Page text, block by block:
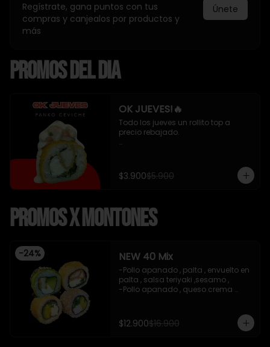
Regístrate, gana puntos con tus
compras y canjealos por productos y
más
Únete
PROMOS DEL DIA
OK JUEVES!🔥
Todo los jueves un rollito top a
precio rebajado.
cubierto de ceviche mixto y salsa
acevichada 8 piezas , incluye 1
*Incluye 1 salsa de soya*
$3.900$5.900
Promos x Montones
-24% NEW 40 Mix
-Pollo apanado , palta , envuelto en
palta , salsa teriyaki ,sesamo ,
-Pollo apanado , queso crema
apanado en panko .
-Kanikama , palta , cebollin ,
$12.900$16.900